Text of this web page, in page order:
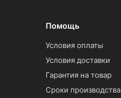
Помощь
Условия оплаты
Условия доставки
Гарантия на товар
Сроки производства